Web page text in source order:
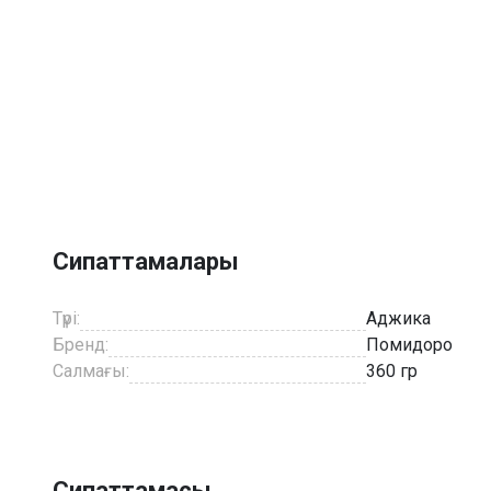
Сипаттамалары
Түрі:
Аджика
Бренд:
Помидоро
Салмағы:
360 гр